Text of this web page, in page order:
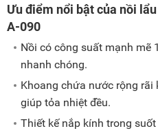
Ưu điểm nổi bật của nồi
A-090
Nồi có công suất mạnh mẽ
nhanh chóng.
Khoang chứa nước rộng
giúp tỏa nhiệt đều.
Thiết kế nắp kính trong